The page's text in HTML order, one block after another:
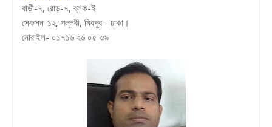
বাড়ী-৭, রোড়-৭, ব্লক-ই
সেকসন-১২, পল্লবী, মিরপুর - ঢাকা।
মোবাইল- ০১৭১৬ ২৬ ০৫ ৩৯